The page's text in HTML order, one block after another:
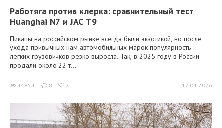
Работяга против клерка: сравнительный тест
Huanghai N7 и JAC T9
Пикапы на российском рынке всегда были экзотикой, но после
ухода привычных нам автомобильных марок популярность
лёгких грузовичков резко выросла. Так, в 2025 году в России
продали около 22 т...
44854 8 2 17.04.2026